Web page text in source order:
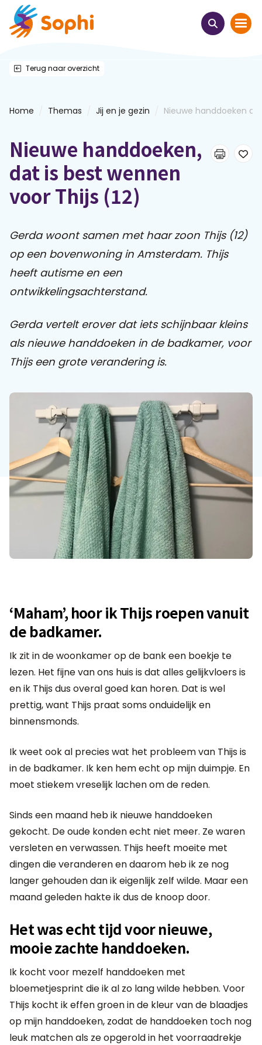
Thema's
Leren & ontmoeten
Webinars
E-learnings
Themabijeenkomsten
Praat mee
Clientdossier Wiki
Mijn
Sophi
Over
Sophi
Contact
Terug naar overzicht
Home Themas Jij en je gezin Nieuwe handdoeken
Nieuwe handdoeken,
dat is best wennen
voor Thijs (12)
Gerda woont samen met haar zoon Thijs (12)
op een bovenwoning in Amsterdam. Thijs
heeft autisme en een
ontwikkelingsachterstand.
Gerda vertelt erover dat iets schijnbaar kleins
als nieuwe handdoeken in de badkamer, voor
Thijs een grote verandering is.
‘Maham’, hoor ik Thijs roepen vanuit
de badkamer.
Ik zit in de woonkamer op de bank een boekje te
lezen. Het fijne van ons huis is dat alles gelijkvloers is
en ik Thijs dus overal goed kan horen. Dat is wel
prettig, want Thijs praat soms onduidelijk en
binnensmonds.
Ik weet ook al precies wat het probleem van Thijs is
in de badkamer. Ik ken hem echt op mijn duimpje. En
moet stiekem vreselijk lachen om de reden.
Sinds een maand heb ik nieuwe handdoeken
gekocht. De oude konden echt niet meer. Ze waren
versleten en verwassen. Thijs heeft moeite met
dingen die veranderen en daarom heb ik ze nog
langer gehouden dan ik eigenlijk zelf wilde. Maar een
maand geleden hakte ik dus de knoop door.
Het was echt tijd voor nieuwe,
mooie zachte handdoeken.
Ik kocht voor mezelf handdoeken met
bloemetjesprint die ik al zo lang wilde hebben. Voor
Thijs kocht ik effen groen in de kleur van de blaadjes
op mijn handdoeken, zodat de handdoeken toch nog
leuk matchen als ze opgerold in het voorraadrekje